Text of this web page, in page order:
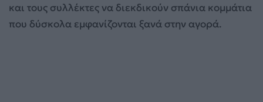
και τους συλλέκτες να διεκδικούν σπάνια κομμάτια
που δύσκολα εμφανίζονται ξανά στην αγορά.